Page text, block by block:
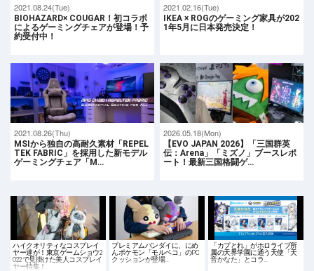
2021.08.24(Tue)
BIOHAZARD× COUGAR！初コラボ
によるゲーミングチェアが登場！予
約受付中！
2021.02.16(Tue)
IKEA × ROGのゲーミング家具が202
1年5月に日本発売決定！
2021.08.26(Thu)
MSIから独自の高耐久素材「REPEL
TEK FABRIC」を採用した新モデル
ゲーミングチェア「M…
2026.05.18(Mon)
【EVO JAPAN 2026】「三国群英
伝：Arena」「ミズノ」ブースレポ
ート！最新三国格闘ゲ…
ハイクオリティなコスプレイ
ヤー達が！東京ゲームショウ2
022で見掛けた美人コスプレイ
ヤー特集！
プレミアムバンダイに、にめ
んポケモン「モルペコ」のPC
クッションが登場…
「カプとれ」がホロライブ所
属の天界学園に通う天使「天
音かなた」とコラ…